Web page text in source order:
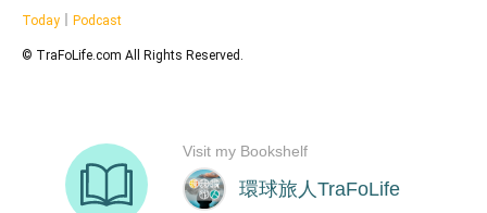
Today Podcast
© TraFoLife.com All Rights Reserved.